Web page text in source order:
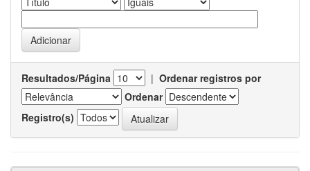
Resultados/Página | Ordenar registros por
Ordenar
Registro(s)